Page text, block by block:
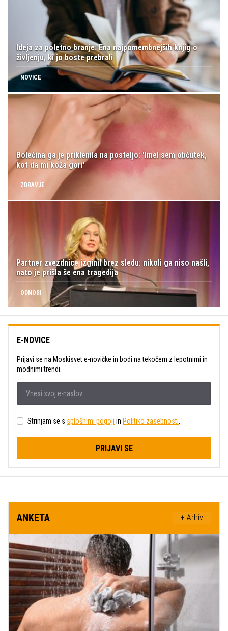
Ideja za poletno branje: Ena najpomembnejših knjig o
življenju, ki jo boste prebrali
NOVICE
Bolečina ga je priklenila na posteljo: 'Imel sem občutek,
kot da mi koža gori'
ZDRAVJE
Partner zvezdnice izginil brez sledu: nikoli ga niso našli,
nato je prišla še ena tragedija
ODNOSI
E-NOVICE
Prijavi se na Moskisvet e-novičke in bodi na tekočem z lepotnimi in
modnimi trendi.
Strinjam se s splošnimi pogoji in Politiko zasebnosti
PRIJAVI SE
ANKETA + Arhiv